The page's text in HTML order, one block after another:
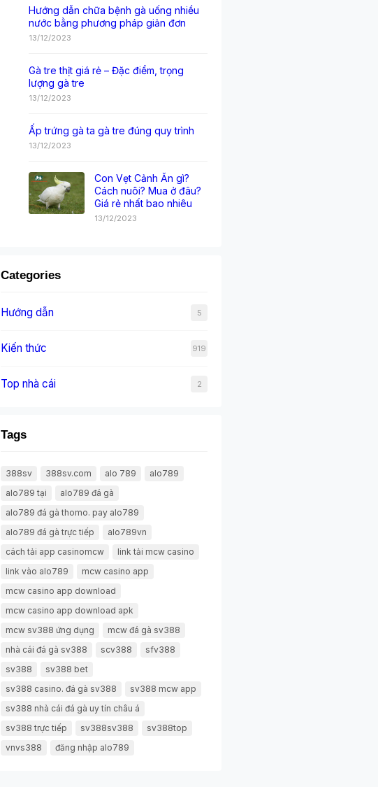
Hướng dẫn chữa bệnh gà uống nhiều
nước bằng phương pháp giản đơn
13/12/2023
Gà tre thịt giá rẻ – Đặc điểm, trọng
lượng gà tre
13/12/2023
Ấp trứng gà ta gà tre đúng quy trình
13/12/2023
Con Vẹt Cảnh Ăn gì?
Cách nuôi? Mua ở đâu?
Giá rẻ nhất bao nhiêu
13/12/2023
Categories
Hướng dẫn 5
Kiến thức 919
Top nhà cái 2
Tags
388sv 388sv.com alo 789
alo789
alo789 tại
alo789 đá gà
alo789 đá gà thomo. pay alo789
alo789 đá gà trực tiếp
alo789vn
cách tải app casinomcw
link tải mcw casino
link vào alo789
mcw casino app
mcw casino app download
mcw casino app download apk
mcw sv388 ứng dụng
mcw đá gà sv388
nhà cái đá gà sv388
scv388
sfv388
sv388
sv388 bet
sv388 casino. đá gà sv388
sv388 mcw app
sv388 nhà cái đá gà uy tín châu á
sv388 trực tiếp
sv388sv388
sv388top
vnvs388
đăng nhập alo789